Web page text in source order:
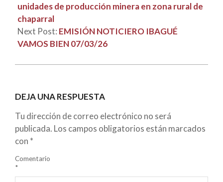
unidades de producción minera en zona rural de
chaparral
Next Post: EMISIÓN NOTICIERO IBAGUÉ
VAMOS BIEN 07/03/26
DEJA UNA RESPUESTA
Tu dirección de correo electrónico no será
publicada. Los campos obligatorios están marcados
con *
Comentario
*